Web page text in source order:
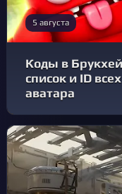
5 августа
Коды в
список и ID
аватара